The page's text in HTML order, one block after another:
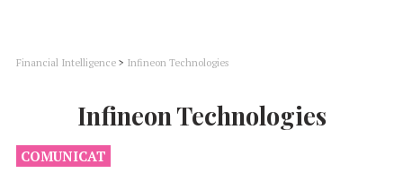
Financial Intelligence > Infineon Technologies
Infineon Technologies
COMUNICAT